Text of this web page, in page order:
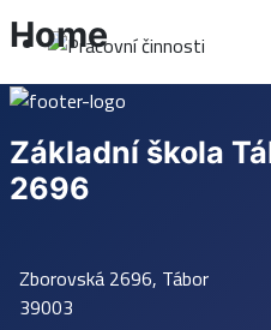
Home
Základní škola
2696
Zborovská 2696, Tábor
39003